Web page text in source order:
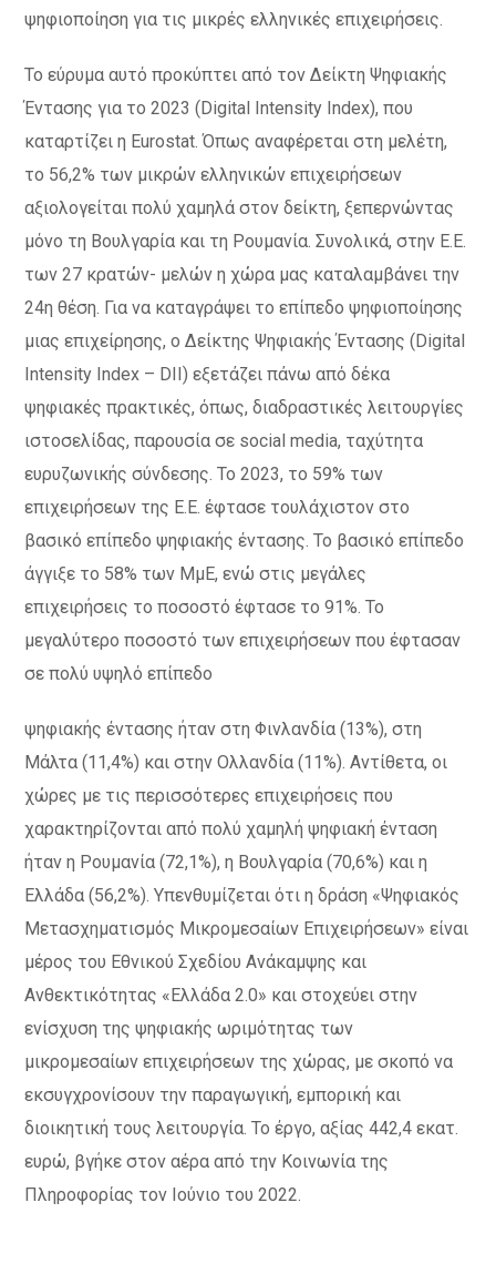
ψηφιοποίηση για τις μικρές ελληνικές επιχειρήσεις.
Το εύρυμα αυτό προκύπτει από τον Δείκτη Ψηφιακής
Έντασης για το 2023 (Digital Intensity Index), που
καταρτίζει η Eurostat. Όπως αναφέρεται στη μελέτη,
το 56,2% των μικρών ελληνικών επιχειρήσεων
αξιολογείται πολύ χαμηλά στον δείκτη, ξεπερνώντας
μόνο τη Βουλγαρία και τη Ρουμανία. Συνολικά, στην Ε.Ε.
των 27 κρατών- μελών η χώρα μας καταλαμβάνει την
24η θέση. Για να καταγράψει το επίπεδο ψηφιοποίησης
μιας επιχείρησης, ο Δείκτης Ψηφιακής Έντασης (Digital
Intensity Index – DII) εξετάζει πάνω από δέκα
ψηφιακές πρακτικές, όπως, διαδραστικές λειτουργίες
ιστοσελίδας, παρουσία σε social media, ταχύτητα
ευρυζωνικής σύνδεσης. Το 2023, το 59% των
επιχειρήσεων της Ε.Ε. έφτασε τουλάχιστον στο
βασικό επίπεδο ψηφιακής έντασης. Το βασικό επίπεδο
άγγιξε το 58% των ΜμΕ, ενώ στις μεγάλες
επιχειρήσεις το ποσοστό έφτασε το 91%. Το
μεγαλύτερο ποσοστό των επιχειρήσεων που έφτασαν
σε πολύ υψηλό επίπεδο
ψηφιακής έντασης ήταν στη Φινλανδία (13%), στη
Μάλτα (11,4%) και στην Ολλανδία (11%). Αντίθετα, οι
χώρες με τις περισσότερες επιχειρήσεις που
χαρακτηρίζονται από πολύ χαμηλή ψηφιακή ένταση
ήταν η Ρουμανία (72,1%), η Βουλγαρία (70,6%) και η
Ελλάδα (56,2%). Υπενθυμίζεται ότι η δράση «Ψηφιακός
Μετασχηματισμός Μικρομεσαίων Επιχειρήσεων» είναι
μέρος του Εθνικού Σχεδίου Ανάκαμψης και
Ανθεκτικότητας «Ελλάδα 2.0» και στοχεύει στην
ενίσχυση της ψηφιακής ωριμότητας των
μικρομεσαίων επιχειρήσεων της χώρας, με σκοπό να
εκσυγχρονίσουν την παραγωγική, εμπορική και
διοικητική τους λειτουργία. Το έργο, αξίας 442,4 εκατ.
ευρώ, βγήκε στον αέρα από την Κοινωνία της
Πληροφορίας τον Ιούνιο του 2022.